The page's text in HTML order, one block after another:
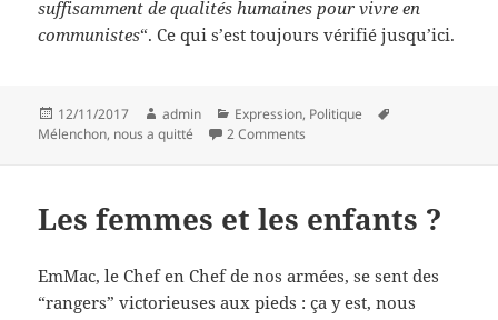
suffisamment de qualités humaines pour vivre en
communistes“. Ce qui s’est toujours vérifié jusqu’ici.
Posted
on
12/11/2017 Author
admin Categories
Expression, Politique
Mélenchon, nous a quitté 2 Comments
Les femmes et les enfants ?
EmMac, le Chef en Chef de nos armées, se sent des
“rangers” victorieuses aux pieds : ça y est, nous